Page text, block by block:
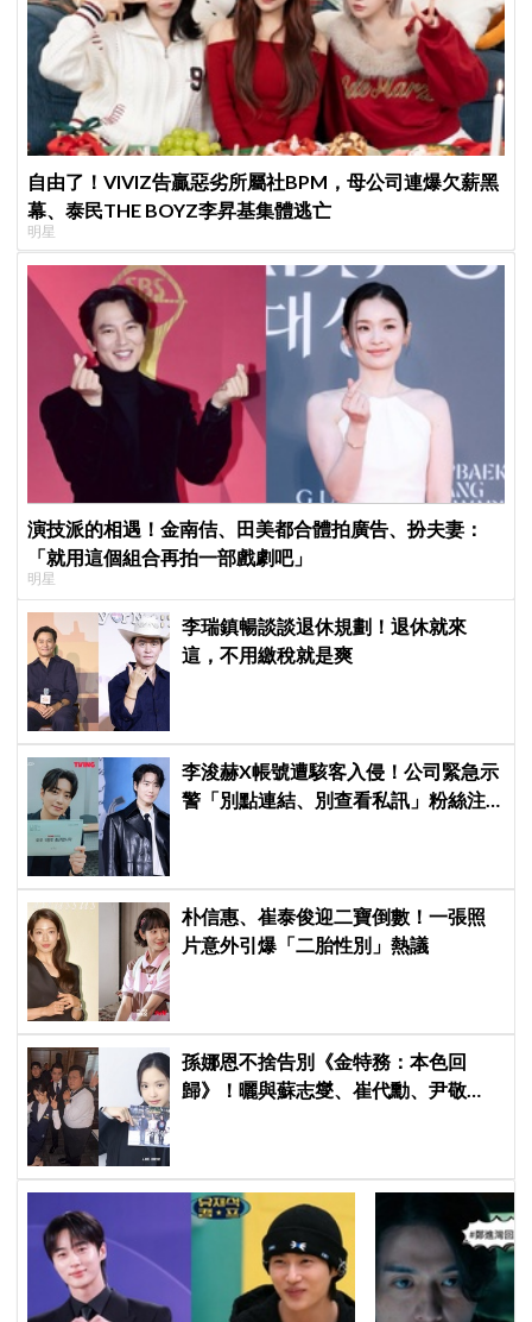
自由了！VIVIZ告贏惡劣所屬社BPM，母公司連爆欠薪黑
幕、泰民THE BOYZ李昇基集體逃亡
明星
演技派的相遇！金南佶、田美都合體拍廣告、扮夫妻：
「就用這個組合再拍一部戲劇吧」
明星
李瑞鎮暢談談退休規劃！退休就來
這，不用繳稅就是爽
李浚赫X帳號遭駭客入侵！公司緊急示
警「別點連結、別查看私訊」粉絲注
朴信惠、崔泰俊迎二寶倒數！一張照
片意外引爆「二胎性別」熱議
孫娜恩不捨告別《金特務：本色回
歸》！曬與蘇志燮、崔代勳、尹敬